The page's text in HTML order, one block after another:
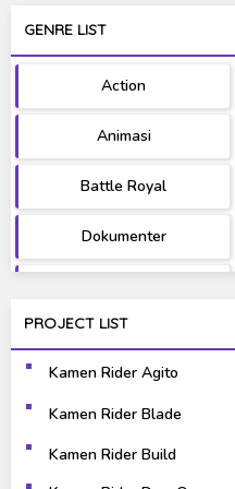
Ultraman
GENRE LIST
Action
Animasi
Battle Royal
Dokumenter
PROJECT LIST
Kamen Rider Agito
Kamen Rider Blade
Kamen Rider Build